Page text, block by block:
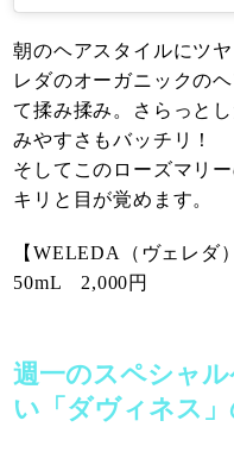
朝のヘアスタイルにツ
レダのオーガニックの
て揉み揉み。さらっと
みやすさもバッチリ！
そしてこのローズマリ
キリと目が覚めます。
【WELEDA（ヴェレダ
50mL 2,000円
週一のスペシャ
い「ダヴィネス